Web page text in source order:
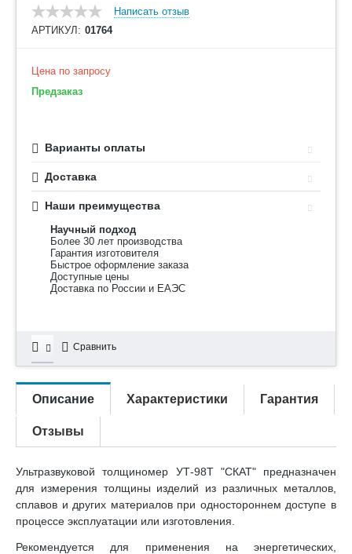
Написать отзыв
АРТИКУЛ: 01764
Цена по запросу
Предзаказ
Варианты оплаты
Доставка
Наши преимущества
Научный подход
Более 30 лет производства
Гарантия изготовителя
Быстрое оформление заказа
Доступные цены
Доставка по России и ЕАЭС
Сравнить
Описание Характеристики Гарантия
Отзывы
Ультразвуковой толщиномер УТ-98Т "СКАТ" предназначен
для измерения толщины изделий из различных металлов,
сплавов и других материалов при одностороннем доступе в
процессе эксплуатации или изготовления.
Рекомендуется для применения на энергетических,